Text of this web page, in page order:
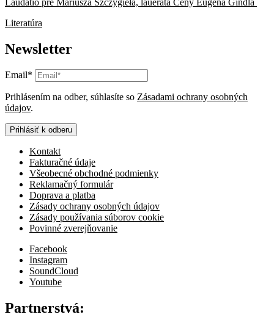
Literatúra
Newsletter
Email*
Prihlásením na odber, súhlasíte so Zásadami ochrany osobných
údajov.
Prihlásiť k odberu
Kontakt
Fakturačné údaje
Všeobecné obchodné podmienky
Reklamačný formulár
Doprava a platba
Zásady ochrany osobných údajov
Zásady používania súborov cookie
Povinné zverejňovanie
Facebook
Instagram
SoundCloud
Youtube
Partnerstvá: